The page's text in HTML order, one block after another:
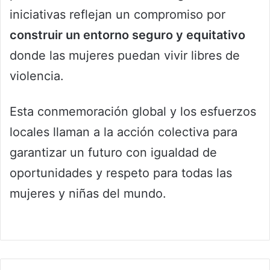
iniciativas reflejan un compromiso por
construir un entorno seguro y equitativo
donde las mujeres puedan vivir libres de
violencia.
Esta conmemoración global y los esfuerzos
locales llaman a la acción colectiva para
garantizar un futuro con igualdad de
oportunidades y respeto para todas las
mujeres y niñas del mundo.